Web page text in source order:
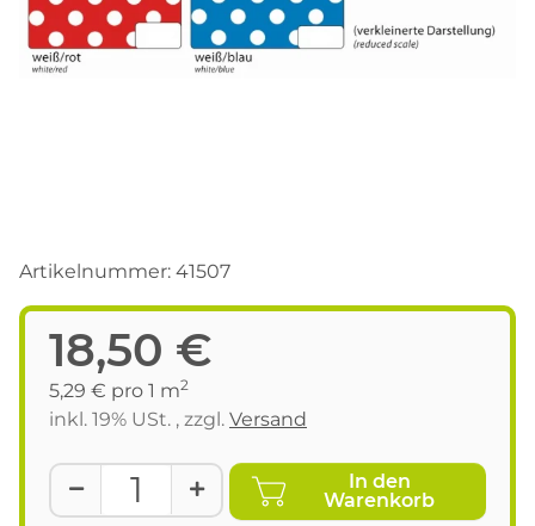
Artikelnummer: 41507
18,50 €
5,29 € pro 1 m2
inkl. 19% USt. , zzgl. Versand
In den
Warenkorb